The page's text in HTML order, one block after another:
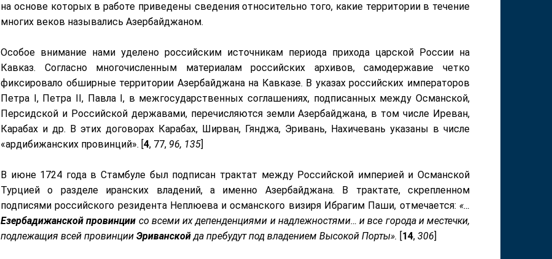
на основе которых в работе приведены сведения относительно того, какие территории в течение
многих веков назывались Азербайджаном.
Особое внимание нами уделено российским источникам периода прихода царской России на
Кавказ. Согласно многочисленным материалам российских архивов, самодержавие четко
фиксировало обширные территории Азербайджана на Кавказе. В указах российских императоров
Петра I, Петра II, Павла I, в межгосударственных соглашениях, подписанных между Османской,
Персидской и Российской державами, перечисляются земли Азербайджана, в том числе Иреван,
Карабах и др. В этих договорах Карабах, Ширван, Гянджа, Эривань, Нахичевань указаны в числе
«ардибижанских провинций». [4, 77, 96, 135]
В июне 1724 года в Стамбуле был подписан трактат между Российской империей и Османской
Турцией о разделе иранских владений, а именно Азербайджана. В трактате, скрепленном
подписями российского резидента Неплюева и османского визиря Ибрагим Паши, отмечается: «…
Езербадижанской провинции со всеми их депенденциями и надлежностями… и все города и местечки,
подлежащия всей провинции Эриванскойда пребудут под владением Высокой Порты». [14, 306]